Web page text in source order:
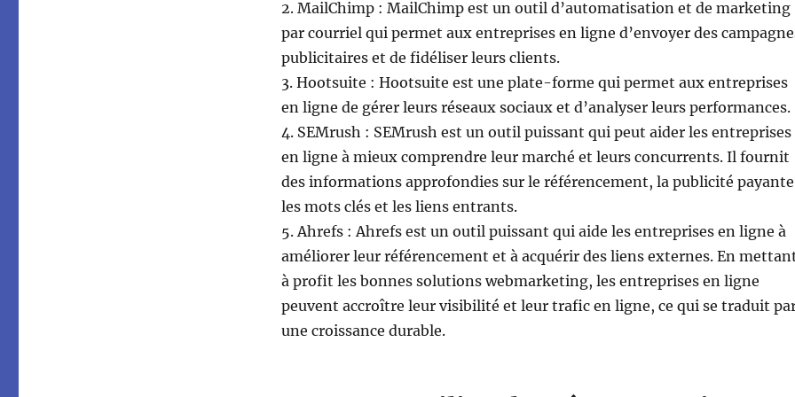
2. MailChimp : MailChimp est un outil d’automatisation et de marketing
par courriel qui permet aux entreprises en ligne d’envoyer des
publicitaires et de fidéliser leurs clients.
3. Hootsuite : Hootsuite est une plate-forme qui permet aux entreprises
en ligne de gérer leurs réseaux sociaux et d’analyser leurs performances.
4. SEMrush : SEMrush est un outil puissant qui peut aider les entreprises
en ligne à mieux comprendre leur marché et leurs concurrents. Il fournit
des informations approfondies sur le référencement, la publicité
les mots clés et les liens entrants.
5. Ahrefs : Ahrefs est un outil puissant qui aide les entreprises en ligne à
améliorer leur référencement et à acquérir des liens externes. En
à profit les bonnes solutions webmarketing, les entreprises en ligne
peuvent accroître leur visibilité et leur trafic en ligne, ce qui se traduit
une croissance durable.